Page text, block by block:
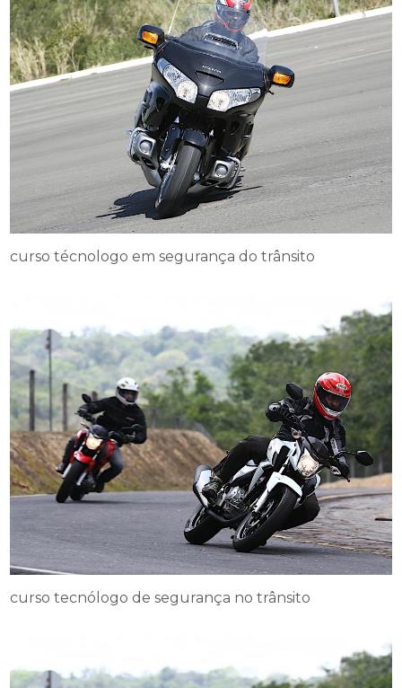
curso técnologo em segurança do trânsito
curso tecnólogo de segurança no trânsito